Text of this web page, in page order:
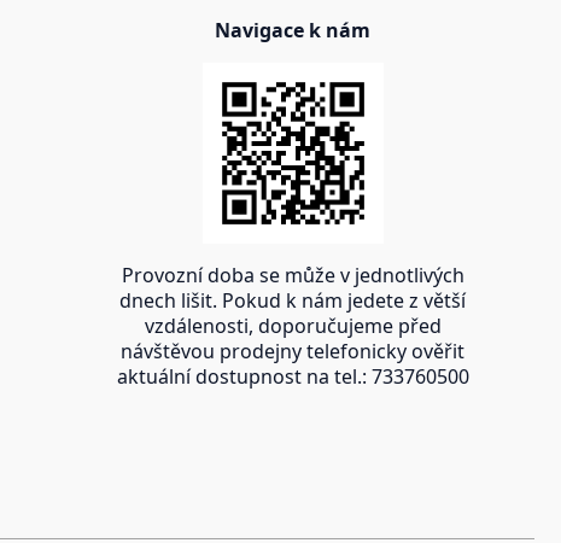
Navigace k nám
Provozní doba se může v jednotlivých
dnech lišit. Pokud k nám jedete z větší
vzdálenosti, doporučujeme před
návštěvou prodejny telefonicky ověřit
aktuální dostupnost na tel.: 733760500